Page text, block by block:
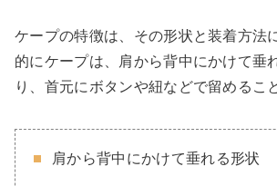
ケープの特徴は、その形状と装着方法
的にケープは、肩から背中にかけて垂
り、首元にボタンや紐などで留めるこ
肩から背中にかけて垂れる形状